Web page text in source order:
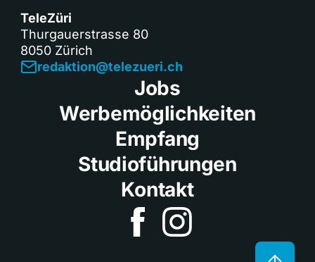
TeleZüri
Thurgauerstrasse 80
8050 Zürich
redaktion@telezueri.ch
Jobs
Werbemöglichkeiten
Empfang
Studioführungen
Kontakt